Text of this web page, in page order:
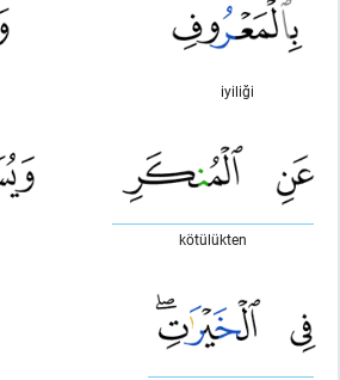
iyiliği
kötülükten